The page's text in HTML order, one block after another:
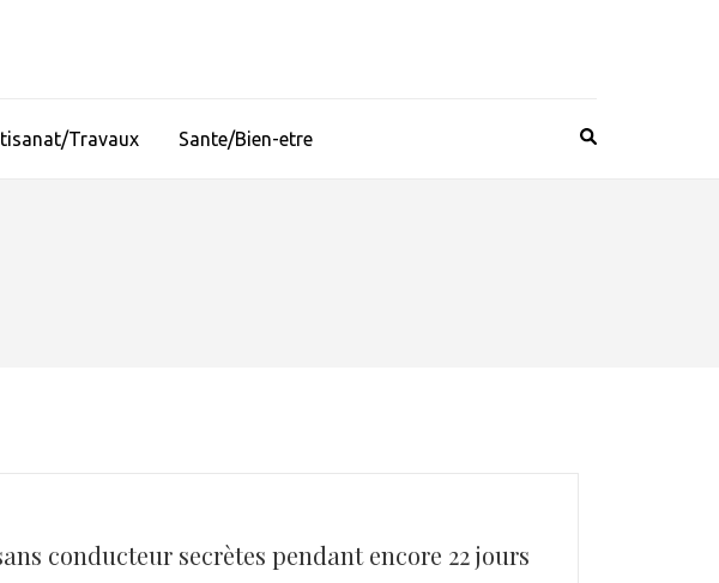
Travaux Sante/Bien-etre
conducteur secrètes pendant encore 22 jours